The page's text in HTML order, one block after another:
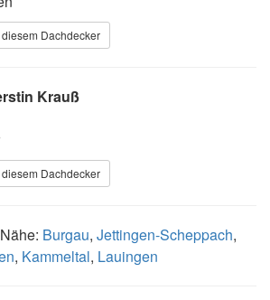
Dachdecker
Krauß
Dachdecker
Burgau, Jettingen-Scheppach,
, Kammeltal, Lauingen